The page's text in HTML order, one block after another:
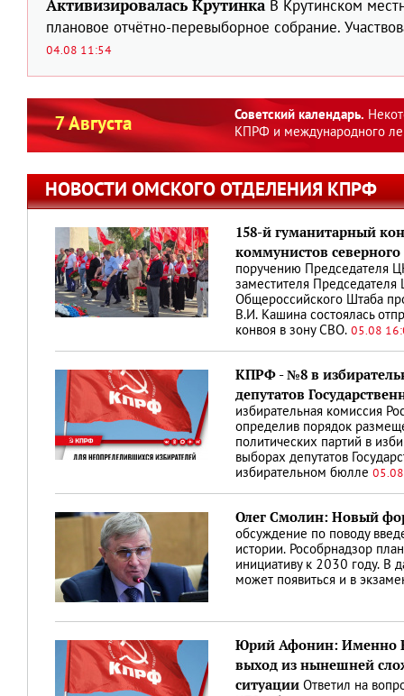
Активизировалась Крутинка В Крутинском
плановое отчётно-перевыборное собрание.
04.08 11:54
7 Августа
Советский календарь.
КПРФ и международного
НОВОСТИ ОМСКОГО ОТДЕЛЕНИЯ КПРФ
158-й гуманитарный
коммунистов
поручению Председателя
заместителя
Общероссийского Штаба
В.И. Кашина состоялась
конвоя в зону СВО. 05.08
КПРФ - №8 в
депутатов
избирательная комиссия
определив порядок
политических партий в
выборах депутатов
избирательном бюлле
Олег Смолин: Новый
обсуждение по поводу
истории. Рособрнадзор
инициативу к 2030 году. В
может появиться и в
Юрий Афонин: Именно
выход из нынешней
ситуации Ответил на